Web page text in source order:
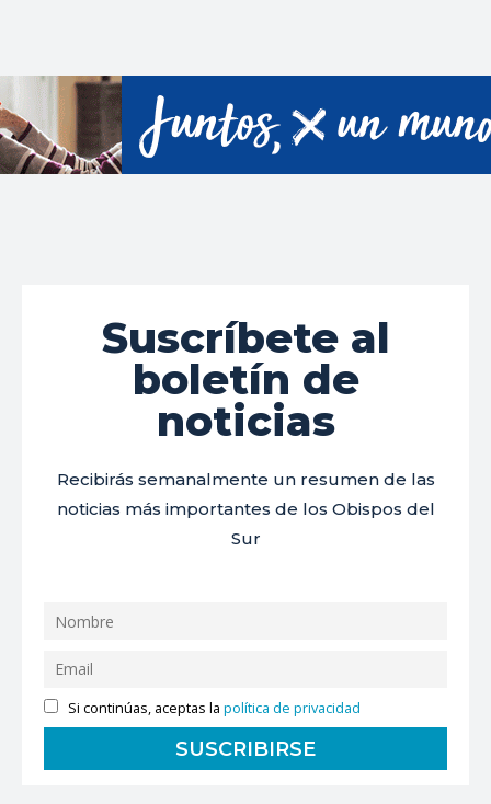
Suscríbete al
boletín de
noticias
Recibirás semanalmente un resumen de las
noticias más importantes de los Obispos del
Sur
Si continúas, aceptas lapolítica de privacidad